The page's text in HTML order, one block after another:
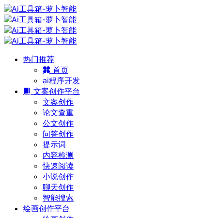
热门推荐
首页
ai程序开发
文案创作平台
文案创作
论文查重
公文创作
问答创作
提示词
内容检测
快速阅读
小说创作
聊天创作
智能搜索
绘画创作平台